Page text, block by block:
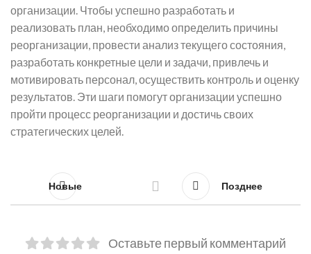
организации. Чтобы успешно разработать и
реализовать план, необходимо определить причины
реорганизации, провести анализ текущего состояния,
разработать конкретные цели и задачи, привлечь и
мотивировать персонал, осуществить контроль и оценку
результатов. Эти шаги помогут организации успешно
пройти процесс реорганизации и достичь своих
стратегических целей.
Новые Позднее
Оставьте первый комментарий